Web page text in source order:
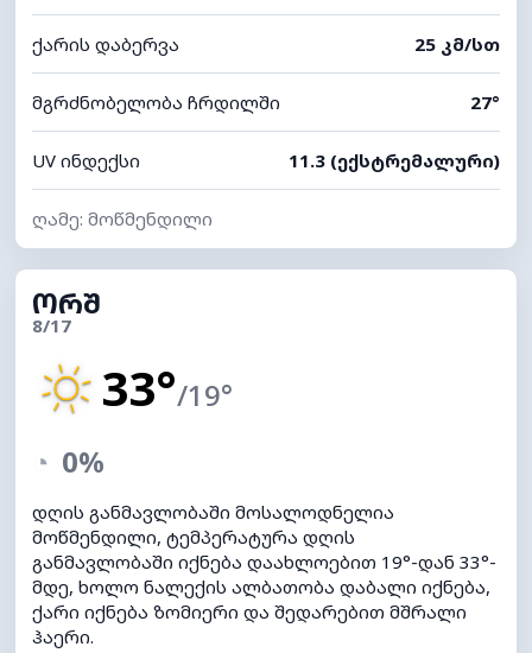
ქარის დაბერვა 25 კმ/სთ
მგრძნობელობა ჩრდილში 27°
UV ინდექსი 11.3 (ექსტრემალური)
ღამე: მოწმენდილი
ᲝᲠᲨ
8/17
33°/19°
◔ 0%
დღის განმავლობაში მოსალოდნელია
მოწმენდილი, ტემპერატურა დღის
განმავლობაში იქნება დაახლოებით 19°-დან 33°-
მდე, ხოლო ნალექის ალბათობა დაბალი იქნება,
ქარი იქნება ზომიერი და შედარებით მშრალი
ჰაერი.